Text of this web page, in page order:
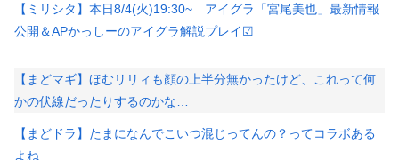
【ミリシタ】本日8/4(火)19:30~ アイグラ「宮尾美也」最新情報
公開＆APかっしーのアイグラ解説プレイ☑
【まどマギ】ほむリリィも顔の上半分無かったけど、これって何
かの伏線だったりするのかな…
【まどドラ】たまになんでこいつ混じってんの？ってコラボある
よね